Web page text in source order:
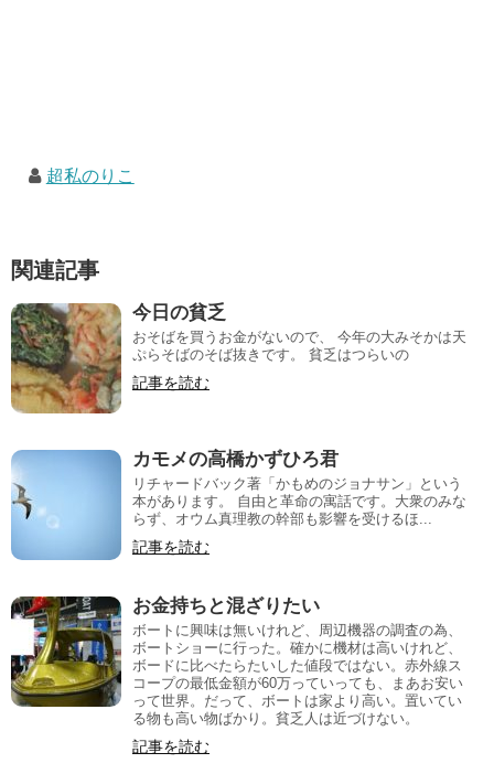
超私のりこ
関連記事
今日の貧乏
おそばを買うお金がないので、 今年の大みそかは天
ぷらそばのそば抜きです。 貧乏はつらいの
記事を読む
カモメの高橋かずひろ君
リチャードバック著「かもめのジョナサン」という
本があります。 自由と革命の寓話です。大衆のみな
らず、オウム真理教の幹部も影響を受けるほ...
記事を読む
お金持ちと混ざりたい
ボートに興味は無いけれど、周辺機器の調査の為、
ボートショーに行った。確かに機材は高いけれど、
ボードに比べたらたいした値段ではない。赤外線ス
コープの最低金額が60万っていっても、まあお安い
って世界。だって、ボートは家より高い。置いてい
る物も高い物ばかり。貧乏人は近づけない。
記事を読む